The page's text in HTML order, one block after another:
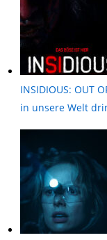
INSIDIOUS: OUT
in unsere Welt